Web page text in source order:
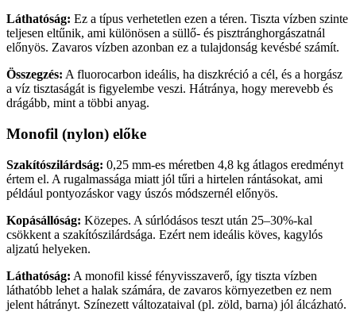
Láthatóság: Ez a típus verhetetlen ezen a téren. Tiszta vízben szinte
teljesen eltűnik, ami különösen a süllő- és pisztránghorgászatnál
előnyös. Zavaros vízben azonban ez a tulajdonság kevésbé számít.
Összegzés: A fluorocarbon ideális, ha diszkréció a cél, és a horgász
a víz tisztaságát is figyelembe veszi. Hátránya, hogy merevebb és
drágább, mint a többi anyag.
Monofil (nylon) előke
Szakítószilárdság: 0,25 mm-es méretben 4,8 kg átlagos eredményt
értem el. A rugalmassága miatt jól tűri a hirtelen rántásokat, ami
például pontyozáskor vagy úszós módszernél előnyös.
Kopásállóság: Közepes. A súrlódásos teszt után 25–30%-kal
csökkent a szakítószilárdsága. Ezért nem ideális köves, kagylós
aljzatú helyeken.
Láthatóság: A monofil kissé fényvisszaverő, így tiszta vízben
láthatóbb lehet a halak számára, de zavaros környezetben ez nem
jelent hátrányt. Színezett változataival (pl. zöld, barna) jól álcázható.